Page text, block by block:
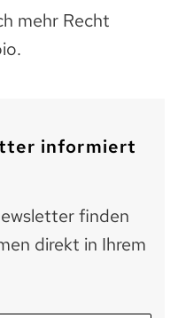
mehr Recht
informiert
finden
direkt in Ihrem